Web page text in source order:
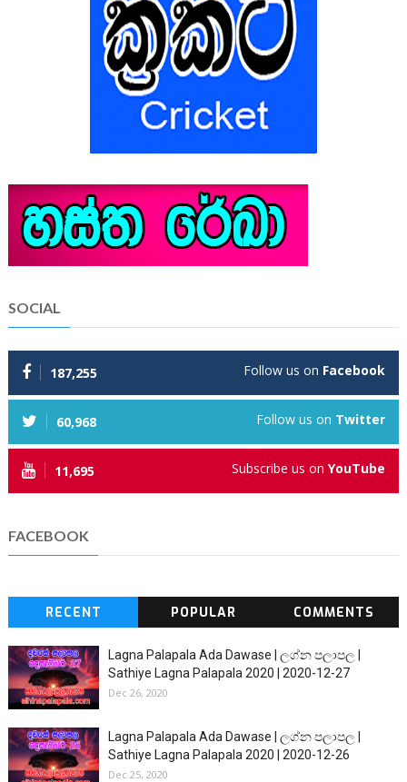
SOCIAL
187,255 Follow us on Facebook
60,968 Follow us on Twitter
11,695 Subscribe us onYouTube
FACEBOOK
RECENT POPULAR COMMENTS
Lagna Palapala Ada Dawase | ලග්න පලාපල |
Sathiye Lagna Palapala 2020 | 2020-12-27
Dec 26, 2020
Lagna Palapala Ada Dawase | ලග්න පලාපල |
Sathiye Lagna Palapala 2020 | 2020-12-26
Dec 25, 2020